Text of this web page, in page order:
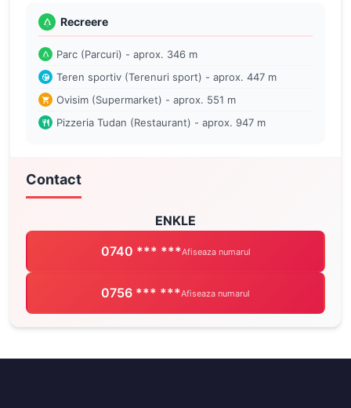
Recreere
Parc (Parcuri) - aprox. 346 m
Teren sportiv (Terenuri sport) - aprox. 447 m
Ovisim (Supermarket) - aprox. 551 m
Pizzeria Tudan (Restaurant) - aprox. 947 m
Contact
ENKLE
0740 *** ***Afiseaza numarul
0756 *** ***Afiseaza numarul